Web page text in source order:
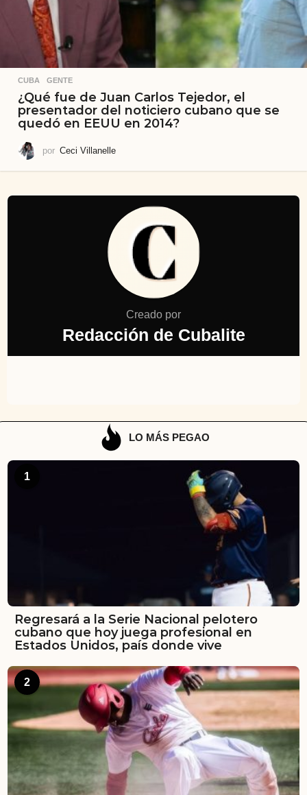
CUBA ,GENTE
¿Qué fue de Juan Carlos Tejedor, el
presentador del noticiero cubano que se
quedó en EEUU en 2014?
por Ceci Villanelle
Creado por
Redacción de Cubalite
LO MÁS PEGAO
1
Regresará a la Serie Nacional pelotero
cubano que hoy juega profesional en
Estados Unidos, país donde vive
2